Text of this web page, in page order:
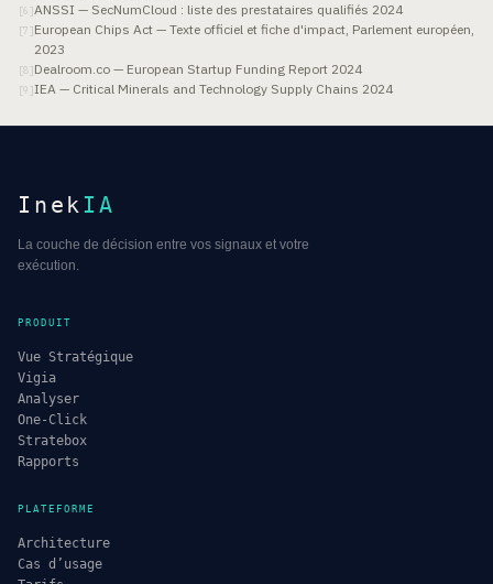
[6 ]ANSSI — SecNumCloud : liste des prestataires qualifiés 2024
[7 ]European Chips Act — Texte officiel et fiche d'impact, Parlement européen,
2023
[8]Dealroom.co — European Startup Funding Report 2024
[9 ]IEA — Critical Minerals and Technology Supply Chains 2024
Inek IA
La couche de décision entre vos signaux et votre
exécution.
PRODUIT
Vue Stratégique
Vigia
Analyser
One-Click
Stratebox
Rapports
PLATEFORME
Architecture
Cas d’usage